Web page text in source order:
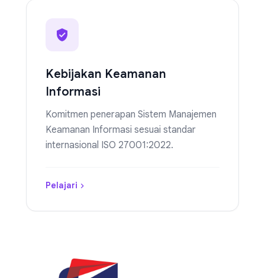
Kebijakan Keamanan
Informasi
Komitmen penerapan Sistem Manajemen
Keamanan Informasi sesuai standar
internasional ISO 27001:2022.
Pelajari